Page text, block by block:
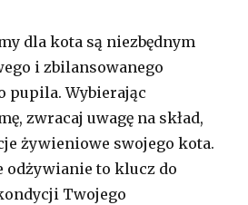
dla kota są niezbędnym
i zbilansowanego
pupila. Wybierając
zwracaj uwagę na skład,
żywieniowe swojego kota.
odżywianie to klucz do
Twojego